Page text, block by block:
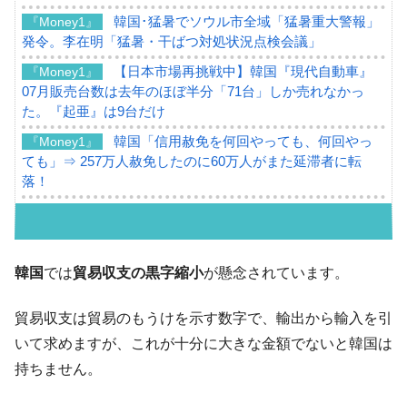
『Money1』
韓国･猛暑でソウル市全域「猛暑重大警報」
発令。李在明「猛暑・干ばつ対処状況点検会議」
『Money1』
【日本市場再挑戦中】韓国『現代自動車』
07月販売台数は去年のほぼ半分「71台」しか売れなかっ
た。『起亜』は9台だけ
『Money1』
韓国「信用赦免を何回やっても、何回やっ
ても」⇒ 257万人赦免したのに60万人がまた延滞者に転
落！
『Money1』
韓国「2026年07月の輸出入」絶好調。半導
体だけで410億ドル、輸出全体の41％もある
『Money1』
韓国･李在明「青年層の雇用状況が悪い。せ
『Money1』
ル。外平債の発行「19.4億ドル」
韓国では貿易収支の黒字縮小が懸念されています。
貿易収支は貿易のもうけを示す数字で、輸出から輸入を引
いて求めますが、これが十分に大きな金額でないと韓国は
持ちません。